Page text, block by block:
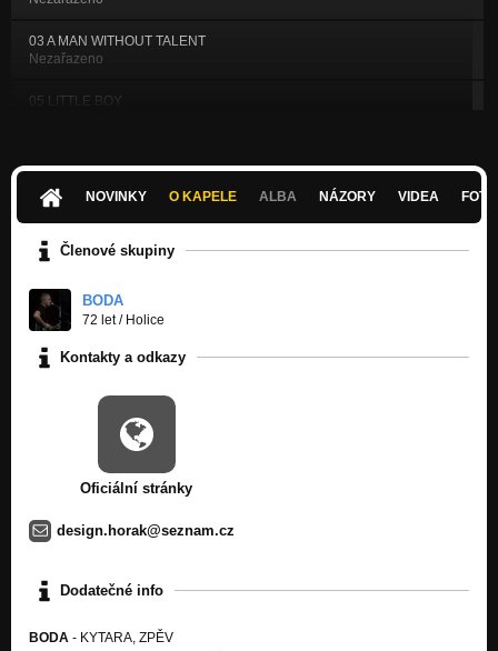
03 A MAN WITHOUT TALENT
Nezařazeno
05 LITTLE BOY
04 I´LL BE SUTISFIED
Nezařazeno
Nezařazeno
Nezařazeno
NOVINKY O KAPELE ALBA NÁZORY VIDEA
Členové skupiny
BODA
72 let/ Holice
Kontakty a odkazy
Oficiální stránky
design.horak@seznam.cz
Dodatečné info
BODA - KYTARA, ZPĚV